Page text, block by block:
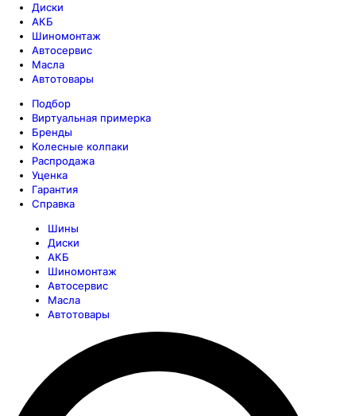
Диски
АКБ
Шиномонтаж
Автосервис
Масла
Автотовары
Подбор
Виртуальная примерка
Бренды
Колесные колпаки
Распродажа
Уценка
Гарантия
Справка
Шины
Диски
АКБ
Шиномонтаж
Автосервис
Масла
Автотовары